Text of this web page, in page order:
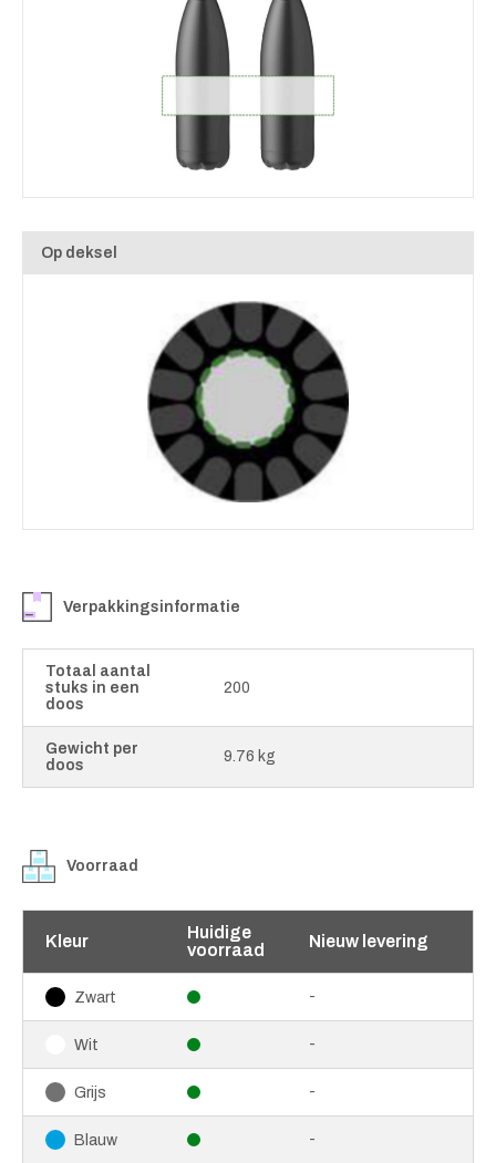
Op deksel
Verpakkingsinformatie
Totaal aantal
stuks in een
doos
200
Gewicht per
doos
9.76 kg
Voorraad
Kleur
Huidige
voorraad
Nieuw levering
Zwart -
Wit -
Grijs -
Blauw -